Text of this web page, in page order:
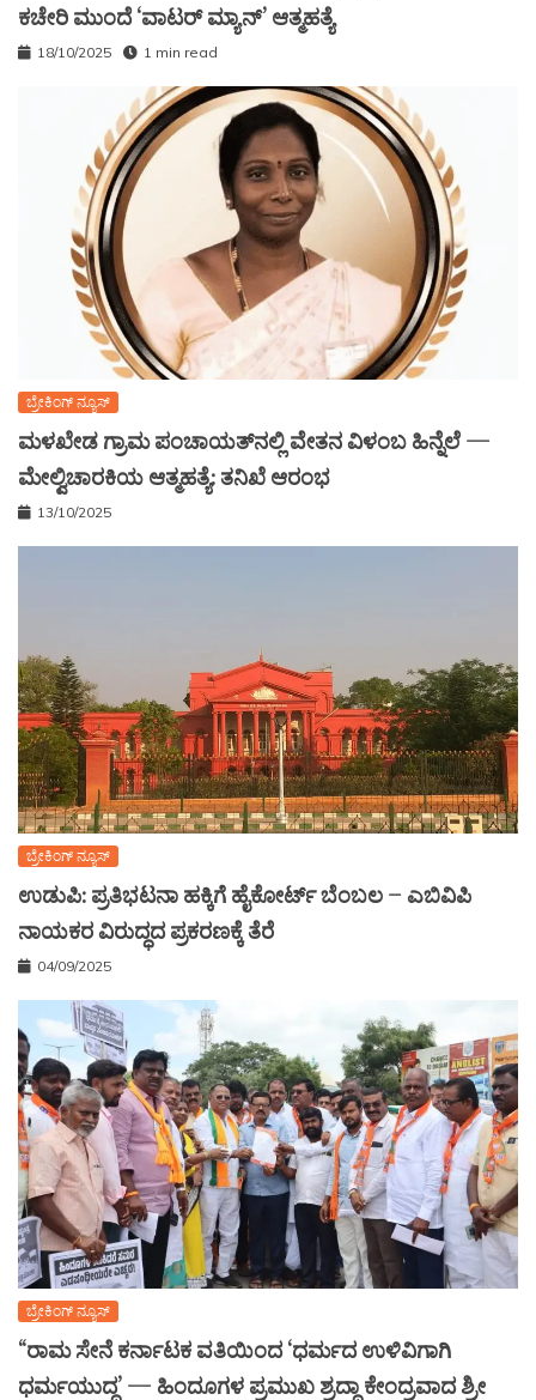
ಕಚೇರಿ ಮುಂದೆ ‘ವಾಟರ್ ಮ್ಯಾನ್’ ಆತ್ಮಹತ್ಯೆ
18/10/2025 1 min read
ಬ್ರೇಕಿಂಗ್ ನ್ಯೂಸ್
ಮಳಖೇಡ ಗ್ರಾಮ ಪಂಚಾಯತ್‌ನಲ್ಲಿ ವೇತನ ವಿಳಂಬ ಹಿನ್ನೆಲೆ —
ಮೇಲ್ವಿಚಾರಕಿಯ ಆತ್ಮಹತ್ಯೆ: ತನಿಖೆ ಆರಂಭ
13/10/2025
ಬ್ರೇಕಿಂಗ್ ನ್ಯೂಸ್
ಉಡುಪಿ: ಪ್ರತಿಭಟನಾ ಹಕ್ಕಿಗೆ ಹೈಕೋರ್ಟ್ ಬೆಂಬಲ – ಎಬಿವಿಪಿ
ನಾಯಕರ ವಿರುದ್ಧದ ಪ್ರಕರಣಕ್ಕೆ ತೆರೆ
04/09/2025
ಬ್ರೇಕಿಂಗ್ ನ್ಯೂಸ್
“ರಾಮ ಸೇನೆ ಕರ್ನಾಟಕ ವತಿಯಿಂದ ‘ಧರ್ಮದ ಉಳಿವಿಗಾಗಿ
ಧರ್ಮಯುದ್ಧ’ — ಹಿಂದೂಗಳ ಪ್ರಮುಖ ಶ್ರದ್ಧಾ ಕೇಂದ್ರವಾದ ಶ್ರೀ